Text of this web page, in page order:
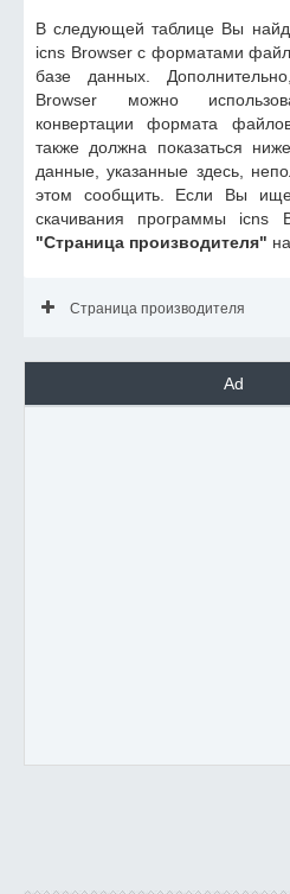
В следующей таблице Вы
icns Browser с форматами
базе данных.
Browser можно
конвертации формата
также должна показаться
данные, указанные здесь,
этом сообщить. Если Вы
скачивания программы icns
"Страница производителя"
Страница производителя
Ad